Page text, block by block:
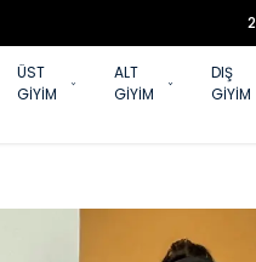
ÜST
GİYİM
ALT
GİYİM
DIŞ
GİYİM